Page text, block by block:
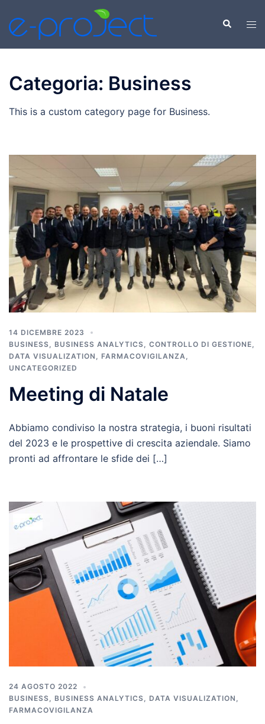
contenuto
Cerca
Categoria: Business
This is a custom category page for Business.
14 DICEMBRE 2023
BUSINESS
BUSINESS ANALYTICS CONTROLLO DI GESTIONE
DATA VISUALIZATION
FARMACOVIGILANZA
UNCATEGORIZED
Meeting di Natale
Abbiamo condiviso la nostra strategia, i buoni risultati
del 2023 e le prospettive di crescita aziendale. Siamo
pronti ad affrontare le sfide dei […]
24 AGOSTO 2022
BUSINESS, BUSINESS ANALYTICS, DATA VISUALIZATION ,
FARMACOVIGILANZA